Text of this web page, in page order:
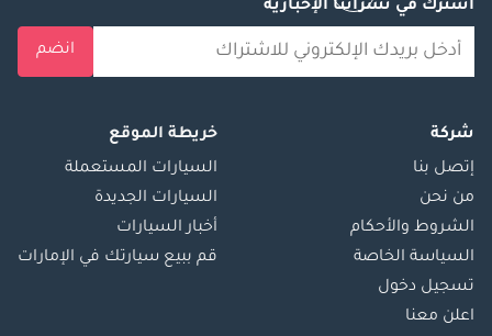
اشترك في نشراتنا الإخبارية
انضم
شركة
إتصل بنا
من نحن
الشروط والأحكام
السياسة الخاصة
تسجيل دخول
اعلن معنا
خريطة الموقع
السيارات المستعملة
السيارات الجديدة
أخبار السيارات
قم ببيع سيارتك في الإمارات